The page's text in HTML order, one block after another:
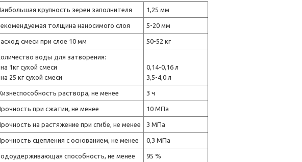
крупность зерен заполнителя 1,25 мм
толщина наносимого слоя 5-20 мм
смеси при слое 10 мм 50-52 кг
воды для затворения:
1кг сухой смеси
25 кг сухой смеси
0,14-0,16 л
3,5-4,0 л
раствора, не менее 3 ч
при сжатии, не менее 10 МПа
на растяжение при сгибе, не менее 3 МПа
сцепления с основанием, не менее 0,3 МПа
способность, не менее 95 %